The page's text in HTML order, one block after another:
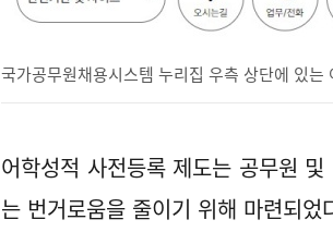
국가공무원채용시스템 누리집 우측 상단에 있는
어학성적 사전등록 제도는 공무원
는 번거로움을 줄이기 위해 마련되었